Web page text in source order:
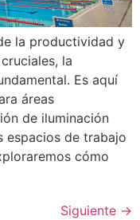
la productividad y
la
Es aquí
áreas
de iluminación
espacios de trabajo
cómo
Siguiente →